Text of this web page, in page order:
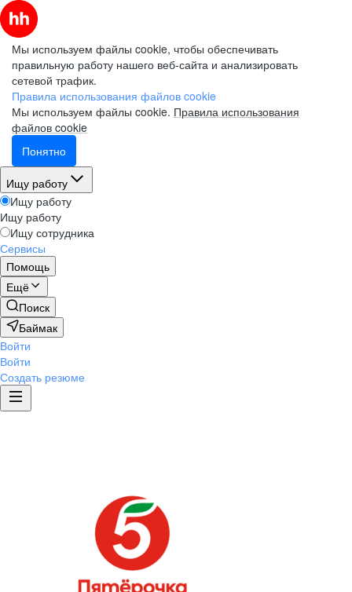
Мы используем файлы cookie, чтобы обеспечивать
правильную работу нашего веб-сайта и анализировать
сетевой трафик.
Правила использования файлов cookie
Мы используем файлы cookie. Правила использования
файлов cookie
Понятно
Ищу работу
Ищу работу
Ищу работу
Ищу сотрудника
Сервисы
Помощь
Ещё
Поиск
Баймак
Войти
Войти
Создать резюме